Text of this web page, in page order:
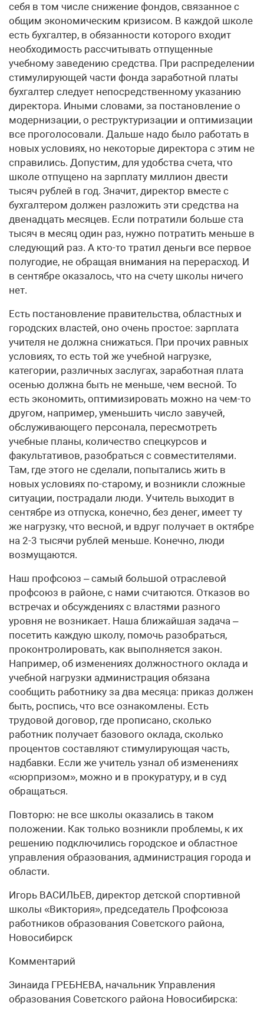
себя в том числе снижение фондов, связанное с
общим экономическим кризисом. В каждой школе
есть бухгалтер, в обязанности которого входит
необходимость рассчитывать отпущенные
учебному заведению средства. При распределении
стимулирующей части фонда заработной платы
бухгалтер следует непосредственному указанию
директора. Иными словами, за постановление о
модернизации, о реструктуризации и оптимизации
все проголосовали. Дальше надо было работать в
новых условиях, но некоторые директора с этим не
справились. Допустим, для удобства счета, что
школе отпущено на зарплату миллион двести
тысяч рублей в год. Значит, директор вместе с
бухгалтером должен разложить эти средства на
двенадцать месяцев. Если потратили больше ста
тысяч в месяц один раз, нужно потратить меньше в
следующий раз. А кто-то тратил деньги все первое
полугодие, не обращая внимания на перерасход. И
в сентябре оказалось, что на счету школы ничего
нет.
Есть постановление правительства, областных и
городских властей, оно очень простое: зарплата
учителя не должна снижаться. При прочих равных
условиях, то есть той же учебной нагрузке,
категории, различных заслугах, заработная плата
осенью должна быть не меньше, чем весной. То
есть экономить, оптимизировать можно на чем-то
другом, например, уменьшить число завучей,
обслуживающего персонала, пересмотреть
учебные планы, количество спецкурсов и
факультативов, разобраться с совместителями.
Там, где этого не сделали, попытались жить в
новых условиях по-старому, и возникли сложные
ситуации, пострадали люди. Учитель выходит в
сентябре из отпуска, конечно, без денег, имеет ту
же нагрузку, что весной, и вдруг получает в октябре
на 2-3 тысячи рублей меньше. Конечно, люди
возмущаются.
Наш профсоюз – самый большой отраслевой
профсоюз в районе, с нами считаются. Отказов во
встречах и обсуждениях с властями разного
уровня не возникает. Наша ближайшая задача –
посетить каждую школу, помочь разобраться,
проконтролировать, как выполняется закон.
Например, об изменениях должностного оклада и
учебной нагрузки администрация обязана
сообщить работнику за два месяца: приказ должен
быть, роспись, что все ознакомлены. Есть
трудовой договор, где прописано, сколько
работник получает базового оклада, сколько
процентов составляют стимулирующая часть,
надбавки. Если же учитель узнал об изменениях
«сюрпризом», можно и в прокуратуру, и в суд
обращаться.
Повторю: не все школы оказались в таком
положении. Как только возникли проблемы, к их
решению подключились городское и областное
управления образования, администрация города и
области.
Игорь ВАСИЛЬЕВ, директор детской спортивной
школы «Виктория», председатель Профсоюза
работников образования Советского района,
Новосибирск
Комментарий
Зинаида ГРЕБНЕВА, начальник Управления
образования Советского района Новосибирска: